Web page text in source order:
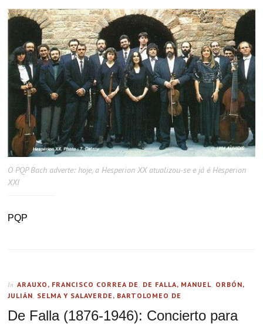
O PQP Bach adverte: hoje, a Hesperion XX atualizou-se e já é Hesperion
XXI
PQP
In ARAUXO, FRANCISCO CORREA DE DE FALLA, MANUEL ORBÓN,
JULIÁN SELMA Y SALAVERDE, BARTOLOMEO DE
De Falla (1876-1946): Concierto para